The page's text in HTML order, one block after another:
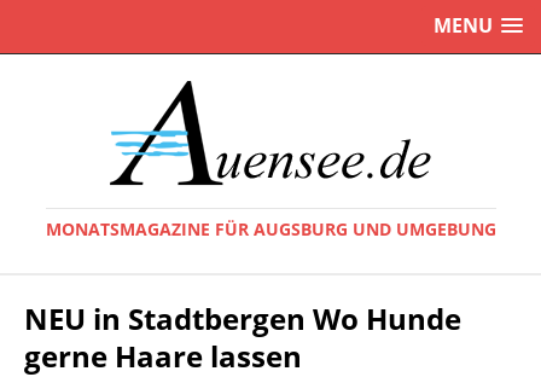
MENU
MONATSMAGAZINE FÜR AUGSBURG UND UMGEBUNG
NEU in Stadtbergen Wo Hunde
gerne Haare lassen